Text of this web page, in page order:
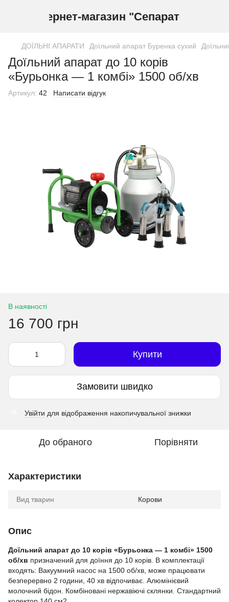
Інтернет-магазин "Сепаратор"
ДОЇЛЬНІ АПАРАТИ Доїльний апарат Буренка сухий
Доїльний апарат до 10 корів
«Бурьонка — 1 комбі» 1500 об/хв
Артикул: 42 Написати відгук
В наявності
16 700 грн
Купити
Замовити швидко
Увійти для відображення накопичувальної знижки
До обраного Порівняти
Характеристики
Вид тварин Корови
Опис
Доїльний апарат до 10 корів «Бурьонка — 1 комбі» 1500
об/хв призначений для доїння до 10 корів. В комплектації
входять: Вакуумний насос на 1500 об/хв, може працювати
безперервно 2 години, 40 хв відпочиває. Алюмінієвий
молочний бідон. Комбіновані нержавіючі склянки. Стандартний